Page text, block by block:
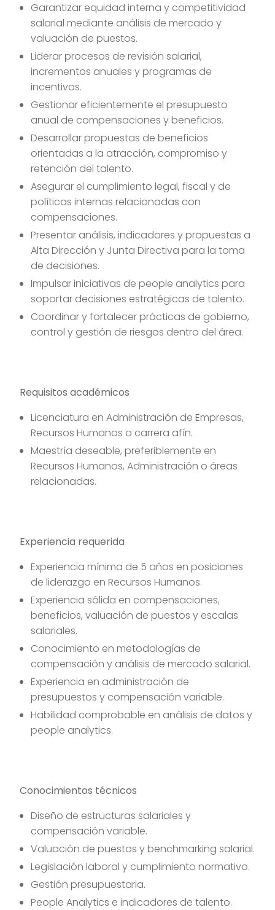
Garantizar equidad interna y competitividad
salarial mediante análisis de mercado y
valuación de puestos.
Liderar procesos de revisión salarial,
incrementos anuales y programas de
incentivos.
Gestionar eficientemente el presupuesto
anual de compensaciones y beneficios.
Desarrollar propuestas de beneficios
orientadas a la atracción, compromiso y
retención del talento.
Asegurar el cumplimiento legal, fiscal y de
políticas internas relacionadas con
compensaciones.
Presentar análisis, indicadores y propuestas a
Alta Dirección y Junta Directiva para la toma
de decisiones.
Impulsar iniciativas de people analytics para
soportar decisiones estratégicas de talento.
Coordinar y fortalecer prácticas de gobierno,
control y gestión de riesgos dentro del área.
Requisitos académicos
Licenciatura en Administración de Empresas,
Recursos Humanos o carrera afín.
Maestría deseable, preferiblemente en
Recursos Humanos, Administración o áreas
relacionadas.
Experiencia requerida
Experiencia mínima de 5 años en posiciones
de liderazgo en Recursos Humanos.
Experiencia sólida en compensaciones,
beneficios, valuación de puestos y escalas
salariales.
Conocimiento en metodologías de
compensación y análisis de mercado salarial.
Experiencia en administración de
presupuestos y compensación variable.
Habilidad comprobable en análisis de datos y
people analytics.
Conocimientos técnicos
Diseño de estructuras salariales y
compensación variable.
Valuación de puestos y benchmarking salarial.
Legislación laboral y cumplimiento normativo.
Gestión presupuestaria.
People Analytics e indicadores de talento.